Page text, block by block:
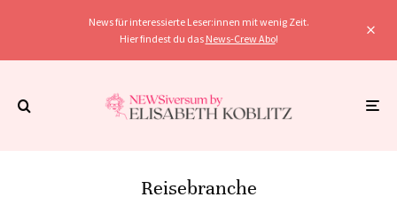
News für interessierte Leser:innen mit wenig Zeit.
Hier findest du das News-Crew Abo!
Reisebranche